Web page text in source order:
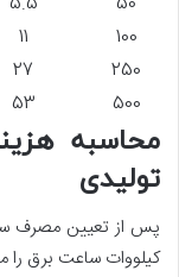
100
11
250
27
500
53
محاسبه
تولیدی
پس از تعیین مصرف
کیلووات ساعت برق را